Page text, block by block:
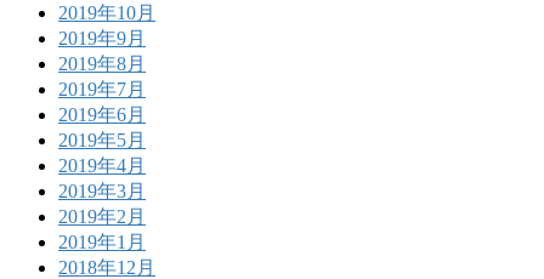
2019年10月
2019年9月
2019年8月
2019年7月
2019年6月
2019年5月
2019年4月
2019年3月
2019年2月
2019年1月
2018年12月